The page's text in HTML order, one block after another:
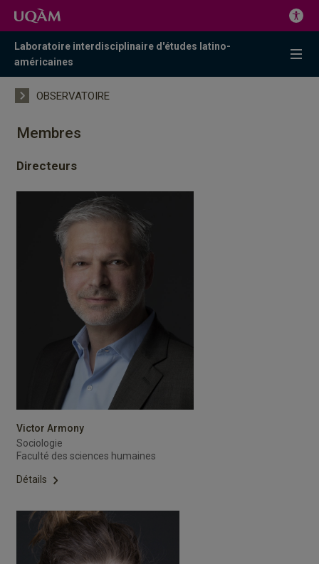
Laboratoire interdisciplinaire d'études latino-
américaines
OBSERVATOIRE
Membres
Directeurs
Victor Armony
Sociologie
Faculté des sciences humaines
Détails